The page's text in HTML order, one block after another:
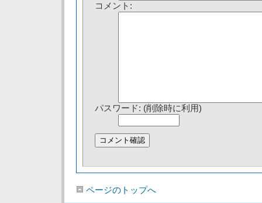
コメント:
パスワード: (削除時に利用)
ページのトップへ